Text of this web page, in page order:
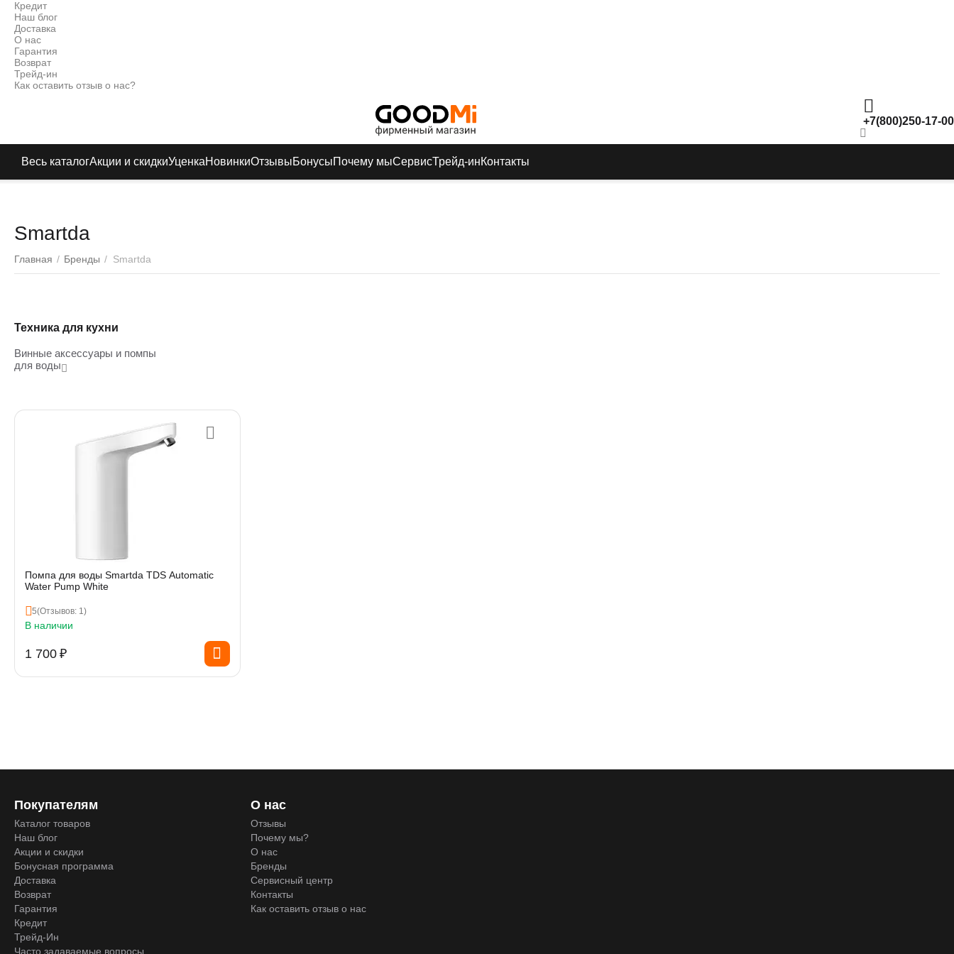
Кредит
Наш блог
Доставка
О нас
Гарантия
Возврат
Трейд-ин
Как оставить отзыв о нас?
+7(800)250-17-00
Весь каталогАкции и скидкиУценкаНовинкиОтзывыБонусыПочему мыСервисТрейд-инКонтакты
Smartda
Главная / Бренды / Smartda
Техника для кухни
Винные аксессуары и помпы
для воды
Помпа для воды Smartda TDS Automatic
Water Pump White
5(Отзывов: 1)
В наличии
1 700 ₽
Покупателям
Каталог товаров
Наш блог
Акции и скидки
Бонусная программа
Доставка
Возврат
Гарантия
Кредит
Трейд-Ин
Часто задаваемые вопросы
О нас
Отзывы
Почему мы?
О нас
Бренды
Сервисный центр
Контакты
Как оставить отзыв о нас